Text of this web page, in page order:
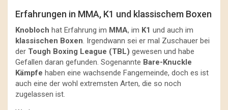
Erfahrungen in MMA, K1 und klassischem Boxen
Knobloch hat Erfahrung im MMA, im K1 und auch im
klassischen Boxen. Irgendwann sei er mal Zuschauer bei
der Tough Boxing League (TBL) gewesen und habe
Gefallen daran gefunden. Sogenannte Bare-Knuckle
Kämpfe haben eine wachsende Fangemeinde, doch es ist
auch eine der wohl extremsten Arten, die so noch
zugelassen ist.